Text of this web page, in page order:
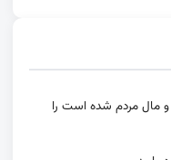
و مال مردم شده است را